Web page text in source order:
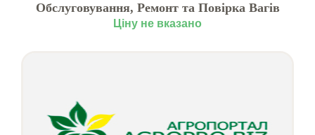
Обслуговування, Ремонт та Повірка Вагів
Автомобільних
Ціну не вказано